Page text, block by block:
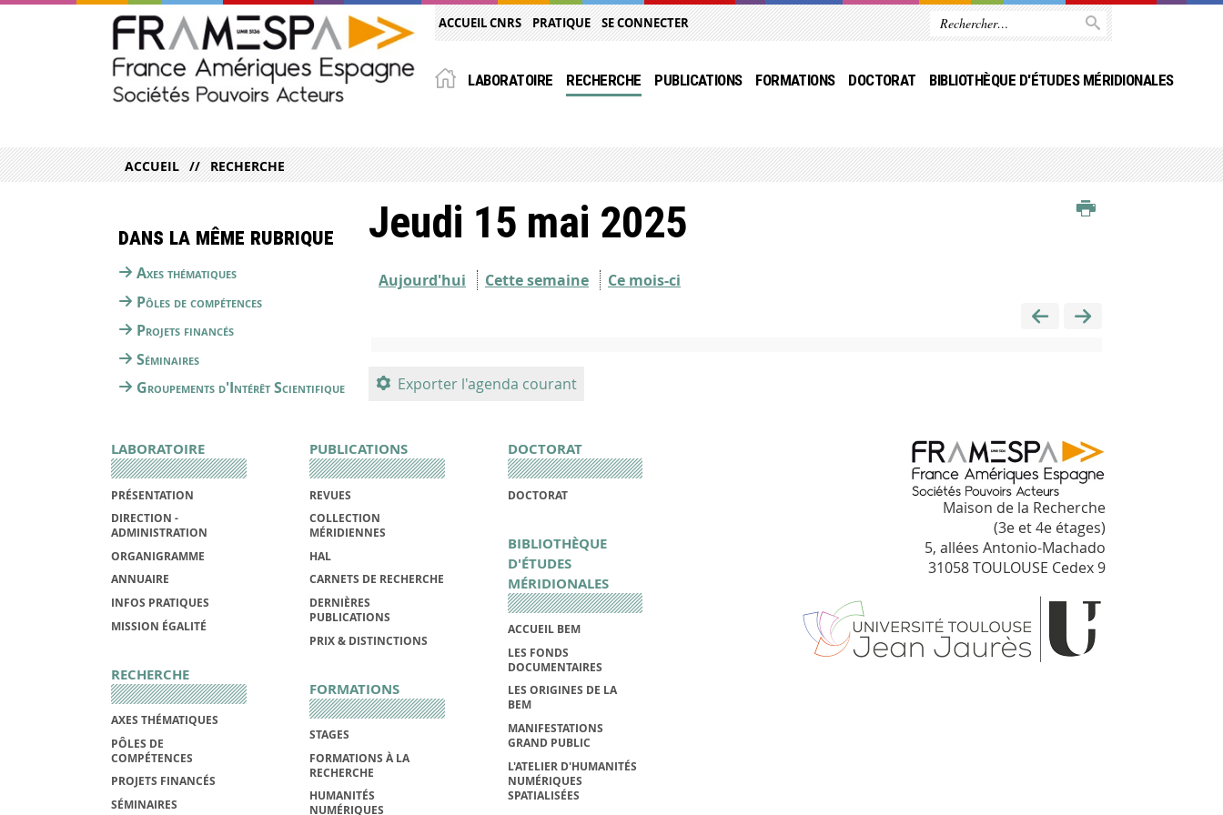
ACCUEIL CNRS PRATIQUE SE CONNECTER
LABORATOIRE RECHERCHE PUBLICATIONS FORMATIONS DOCTORAT BIBLIOTHÈQUE D'ÉTUDES MÉRIDIONALES
ACCUEIL RECHERCHE
Jeudi 15 mai 2025
Aujourd'hui Cette semaine Ce mois-ci
Exporter l'agenda courant
Dans la même rubrique
Axes thématiques
Pôles de compétences
Projets financés
Séminaires
Groupements d'Intérêt Scientifique
LABORATOIRE
PRÉSENTATION
DIRECTION -
ADMINISTRATION
ORGANIGRAMME
ANNUAIRE
INFOS PRATIQUES
MISSION ÉGALITÉ
RECHERCHE
AXES THÉMATIQUES
PÔLES DE
COMPÉTENCES
PROJETS FINANCÉS
SÉMINAIRES
PUBLICATIONS
REVUES
COLLECTION
MÉRIDIENNES
HAL
CARNETS DE RECHERCHE
DERNIÈRES
PUBLICATIONS
PRIX & DISTINCTIONS
FORMATIONS
STAGES
FORMATIONS À LA
RECHERCHE
HUMANITÉS
NUMÉRIQUES
DOCTORAT
DOCTORAT
BIBLIOTHÈQUE
D'ÉTUDES
MÉRIDIONALES
ACCUEIL BEM
LES FONDS
DOCUMENTAIRES
LES ORIGINES DE LA
BEM
MANIFESTATIONS
GRAND PUBLIC
L'ATELIER D'HUMANITÉS
NUMÉRIQUES
SPATIALISÉES
Maison de la Recherche
(3e et 4e étages)
5, allées Antonio-Machado
31058 TOULOUSE Cedex 9